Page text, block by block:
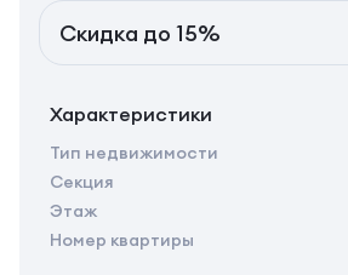
Скидка до 15%
Характеристики
Тип недвижимости
Секция
Этаж
Номер квартиры